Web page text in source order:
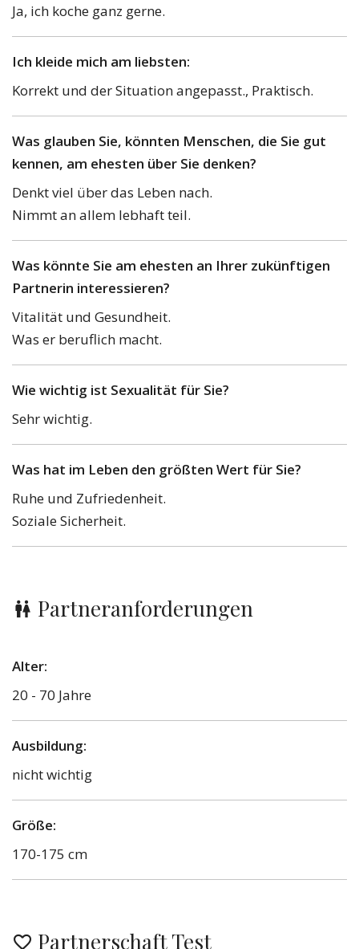
Ja, ich koche ganz gerne.
Ich kleide mich am liebsten:
Korrekt und der Situation angepasst., Praktisch.
Was glauben Sie, könnten Menschen, die Sie gut
kennen, am ehesten über Sie denken?
Denkt viel über das Leben nach.
Nimmt an allem lebhaft teil.
Was könnte Sie am ehesten an Ihrer zukünftigen
Partnerin interessieren?
Vitalität und Gesundheit.
Was er beruflich macht.
Wie wichtig ist Sexualität für Sie?
Sehr wichtig.
Was hat im Leben den größten Wert für Sie?
Ruhe und Zufriedenheit.
Soziale Sicherheit.
Partneranforderungen
Alter:
20 - 70 Jahre
Ausbildung:
nicht wichtig
Größe:
170-175 cm
Partnerschaft Test